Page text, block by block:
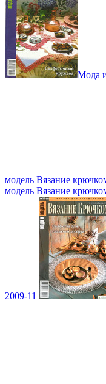
Мода
модель Вязание
модель Вязание
2009-11